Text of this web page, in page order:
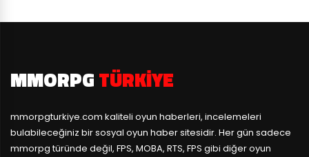
MMORPGTÜRKIYE
mmorpgturkiye.com kaliteli oyun haberleri, incelemeleri
bulabileceğiniz bir sosyal oyun haber sitesidir. Her gün sadece
mmorpg türünde değil, FPS, MOBA, RTS, FPS gibi diğer oyun